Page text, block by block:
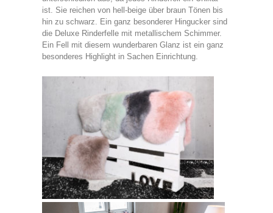
ist. Sie reichen von hell-beige über braun Tönen bis
hin zu schwarz. Ein ganz besonderer Hingucker sind
die Deluxe Rinderfelle mit metallischem Schimmer.
Ein Fell mit diesem wunderbaren Glanz ist ein ganz
besonderes Highlight in Sachen Einrichtung.